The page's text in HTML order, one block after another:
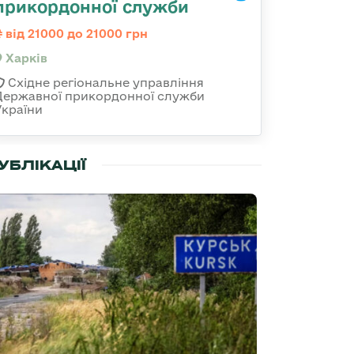
служби
від 21000 до 21000 грн
Харків
Східне регіональне управління
прикордонної служби